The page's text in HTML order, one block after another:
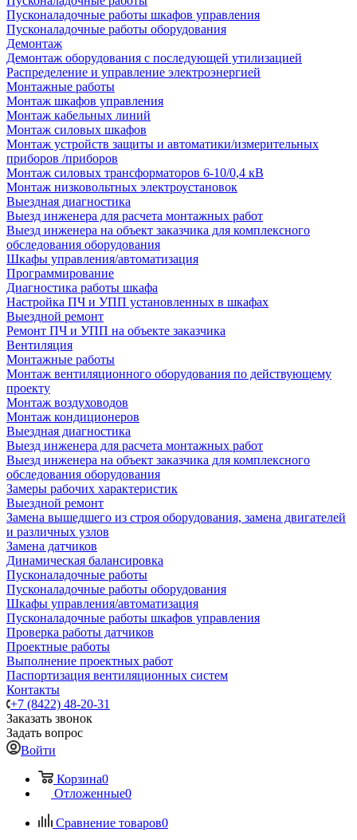
Пусконаладочные работы шкафов управления
Пусконаладочные работы оборудования
Демонтаж
Демонтаж оборудования с последующей утилизацией
Распределение и управление электроэнергией
Монтажные работы
Монтаж шкафов управления
Монтаж кабельных линий
Монтаж силовых шкафов
Монтаж устройств защиты и автоматики/измерительных
приборов /приборов
Монтаж силовых трансформаторов 6-10/0,4 кВ
Монтаж низковольтных электроустановок
Выездная диагностика
Выезд инженера для расчета монтажных работ
Выезд инженера на объект заказчика для комплексного
обследования оборудования
Шкафы управления/автоматизация
Программирование
Диагностика работы шкафа
Настройка ПЧ и УПП установленных в шкафах
Выездной ремонт
Ремонт ПЧ и УПП на объекте заказчика
Вентиляция
Монтажные работы
Монтаж вентиляционного оборудования по действующему
проекту
Монтаж воздуховодов
Монтаж кондиционеров
Выездная диагностика
Выезд инженера для расчета монтажных работ
Выезд инженера на объект заказчика для комплексного
обследования оборудования
Замеры рабочих характеристик
Выездной ремонт
Замена вышедшего из строя оборудования, замена двигателей
и различных узлов
Замена датчиков
Динамическая балансировка
Пусконаладочные работы
Пусконаладочные работы оборудования
Шкафы управления/автоматизация
Пусконаладочные работы шкафов управления
Проверка работы датчиков
Проектные работы
Выполнение проектных работ
Паспортизация вентиляционных систем
Контакты
+7 (8422) 48-20-31
Заказать звонок
Задать вопрос
Войти
Корзина0
Отложенные0
Сравнение товаров0